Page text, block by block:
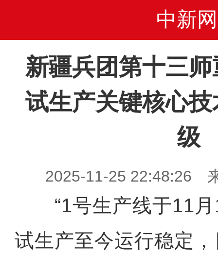
中新网
新疆兵团第十三
试生产关键核心
级
2025-11-25 22:48:26
“1号生产线于11月
试生产至今运行稳定